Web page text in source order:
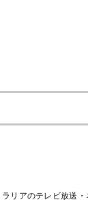
索:
リアのテレビ放送